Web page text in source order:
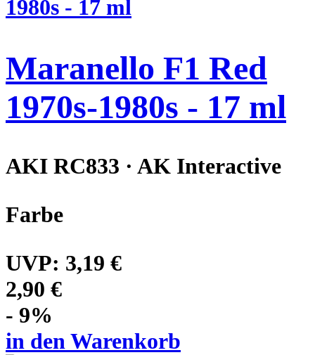
Maranello F1 Red
1970s-1980s - 17 ml
AKI RC833 · AK Interactive
Farbe
UVP: 3,19 €
2,90 €
- 9%
in den Warenkorb